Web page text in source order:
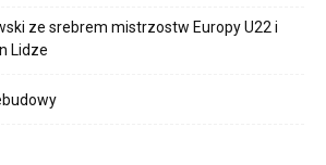
ze srebrem mistrzostw Europy U22 i
Lidze